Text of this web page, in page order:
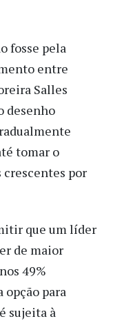
fosse pela
entre
Salles
desenho
tomar o
por
que um líder
de maior
49%
opção para
sujeita à